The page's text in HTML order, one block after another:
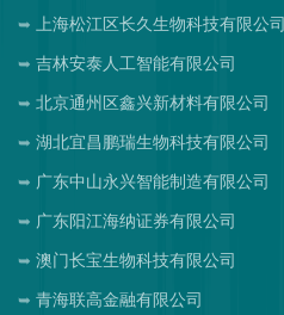
上海松江区长久生物科技有限公司
吉林安泰人工智能有限公司
北京通州区鑫兴新材料有限公司
湖北宜昌鹏瑞生物科技有限公司
广东中山永兴智能制造有限公司
广东阳江海纳证券有限公司
澳门长宝生物科技有限公司
青海联高金融有限公司